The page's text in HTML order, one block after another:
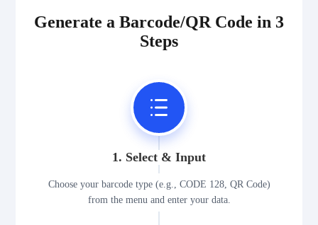
Generate a Barcode/QR Code in 3
Steps
1. Select & Input
Choose your barcode type (e.g., CODE 128, QR Code)
from the menu and enter your data.